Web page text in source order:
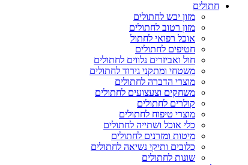
חתולים
מזון יבש לחתולים
מזון רטוב לחתולים
אוכל רפואי לחתול
חטיפים לחתולים
חול ואביזרים נלווים לחתולים
משטחי ומתקני גירוד לחתולים
מוצרי הדברה לחתולים
משחקים וצעצועים לחתולים
קולרים לחתולים
מוצרי טיפוח לחתולים
כלי אוכל ושתייה לחתולים
מיטות ומזרנים לחתולים
כלובים ותיקי נשיאה לחתולים
שונות לחתולים